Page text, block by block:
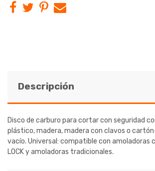
Descripción
Disco de carburo para cortar con seguridad
plástico, madera, madera con clavos o
vacío. Universal: compatible con amoladoras
LOCK y amoladoras tradicionales.